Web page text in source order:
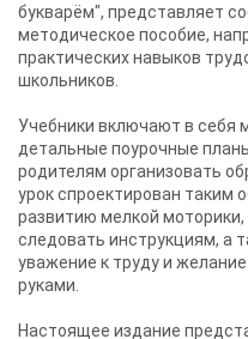
букварём", представляет
методическое пособие,
практических навыков
школьников.
Учебники включают в себя
детальные поурочные
родителям организовать
урок спроектирован таким
развитию мелкой
следовать инструкциям, а
уважение к труду и
руками.
Настоящее издание